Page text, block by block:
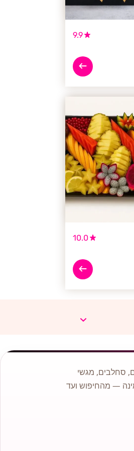
9.9
10.0
סחלבים, מגשי
— מהחיפוש ועד